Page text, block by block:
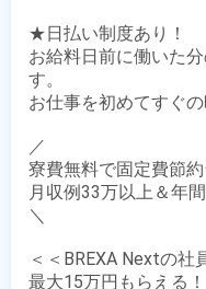
★日払い制度あり！
お給料日前に働いた
す。
お仕事を初めてすぐ
／
寮費無料で固定費節
月収例33万以上＆年
＼
＜＜BREXA Nextの社
最大15万円もらえる